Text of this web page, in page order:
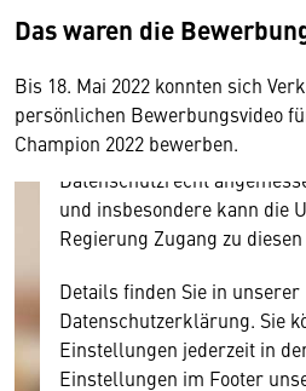
Das waren die
Bis 18. Mai 2022 konnten sich
persönlichen Bewerbungsvideo
Champion 2022 bewerben.
Ihre Zustimmung, da Ihr
und Nutzerverhalten
amerikanischen Anbietern
Diese Daten unterliegen
Datenschutzrecht
und insbesondere kann die
Regierung Zugang zu
Details finden Sie in unserer
Datenschutzerklärung. Sie
Einstellungen jederzeit in
Einstellungen im Footer